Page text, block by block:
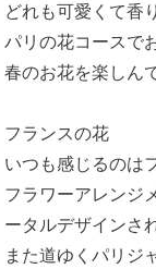
どれも可愛くて香
パリの花コースで
春のお花を楽しん
フランスの花
いつも感じるのは
フラワーアレンジ
ータルデザインさ
また道ゆくパリジ